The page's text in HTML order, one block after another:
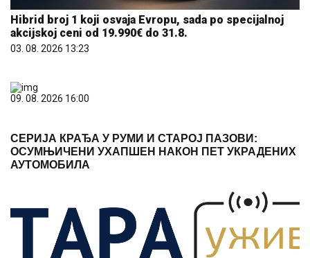
Hibrid broj 1 koji osvaja Evropu, sada po specijalnoj
akcijskoj ceni od 19.990€ do 31.8.
03. 08. 2026 13:23
09. 08. 2026 16:00
СЕРИЈА КРАЂА У РУМИ И СТАРОЈ ПАЗОВИ:
ОСУМЊИЧЕНИ УХАПШЕН НАКОН ПЕТ УКРАДЕНИХ
АУТОМОБИЛА